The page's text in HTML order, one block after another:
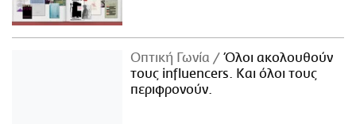
Οπτική Γωνία
Όλοι ακολουθούν
τους influencers. Και όλοι τους
περιφρονούν.